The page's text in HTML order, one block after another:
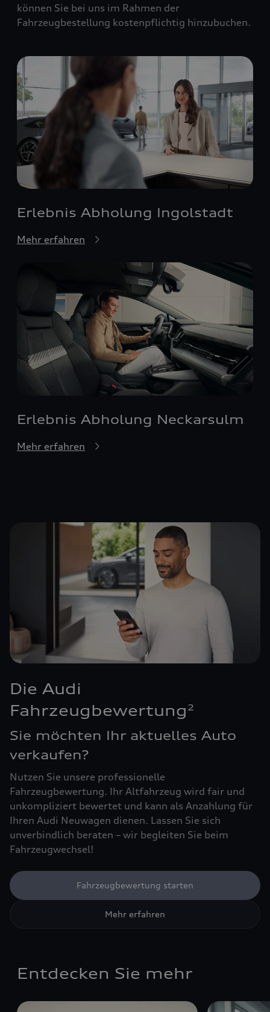
können Sie bei uns im Rahmen der
Fahrzeugbestellung kostenpflichtig hinzubuchen.
Erlebnis Abholung Ingolstadt
Mehr erfahren
Erlebnis Abholung Neckarsulm
Mehr erfahren
Die Audi
Fahrzeugbewertung 2
Sie möchten Ihr aktuelles Auto
verkaufen?
Nutzen Sie unsere professionelle
Fahrzeugbewertung. Ihr Altfahrzeug wird fair und
unkompliziert bewertet und kann als Anzahlung für
Ihren Audi Neuwagen dienen. Lassen Sie sich
unverbindlich beraten – wir begleiten Sie beim
Fahrzeugwechsel!
Fahrzeugbewertung starten
Mehr erfahren
Entdecken Sie mehr